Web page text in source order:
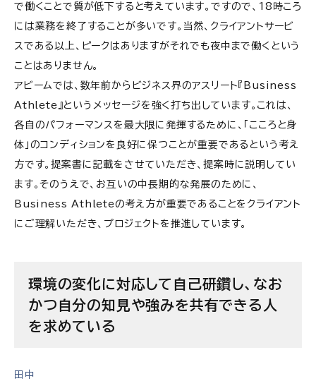
で働くことで質が低下すると考えています。ですので、18時ころ
には業務を終了することが多いです。当然、クライアントサービ
スである以上、ピークはありますがそれでも夜中まで働くという
ことはありません。
アビームでは、数年前からビジネス界のアスリート『Business
Athlete』というメッセージを強く打ち出しています。これは、
各自のパフォーマンスを最大限に発揮するために、「こころと身
体」のコンディションを良好に保つことが重要であるという考え
方です。提案書に記載をさせていただき、提案時に説明してい
ます。そのうえで、お互いの中長期的な発展のために、
Business Athleteの考え方が重要であることをクライアント
にご理解いただき、プロジェクトを推進しています。
環境の変化に対応して自己研鑽し、なお
かつ自分の知見や強みを共有できる人
を求めている
田中